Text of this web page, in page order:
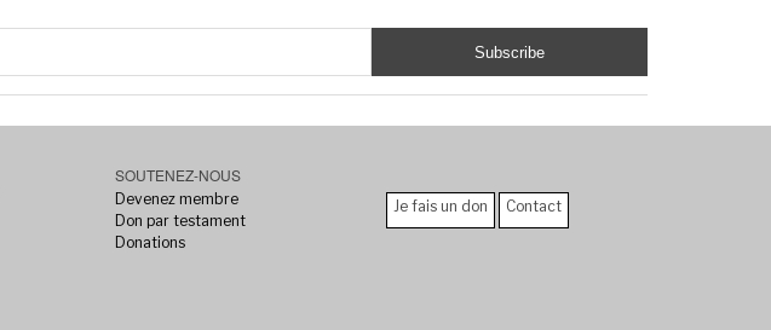
SOUTENEZ-NOUS
Devenez membre
Don par testament
Donations
Je fais un don Contact